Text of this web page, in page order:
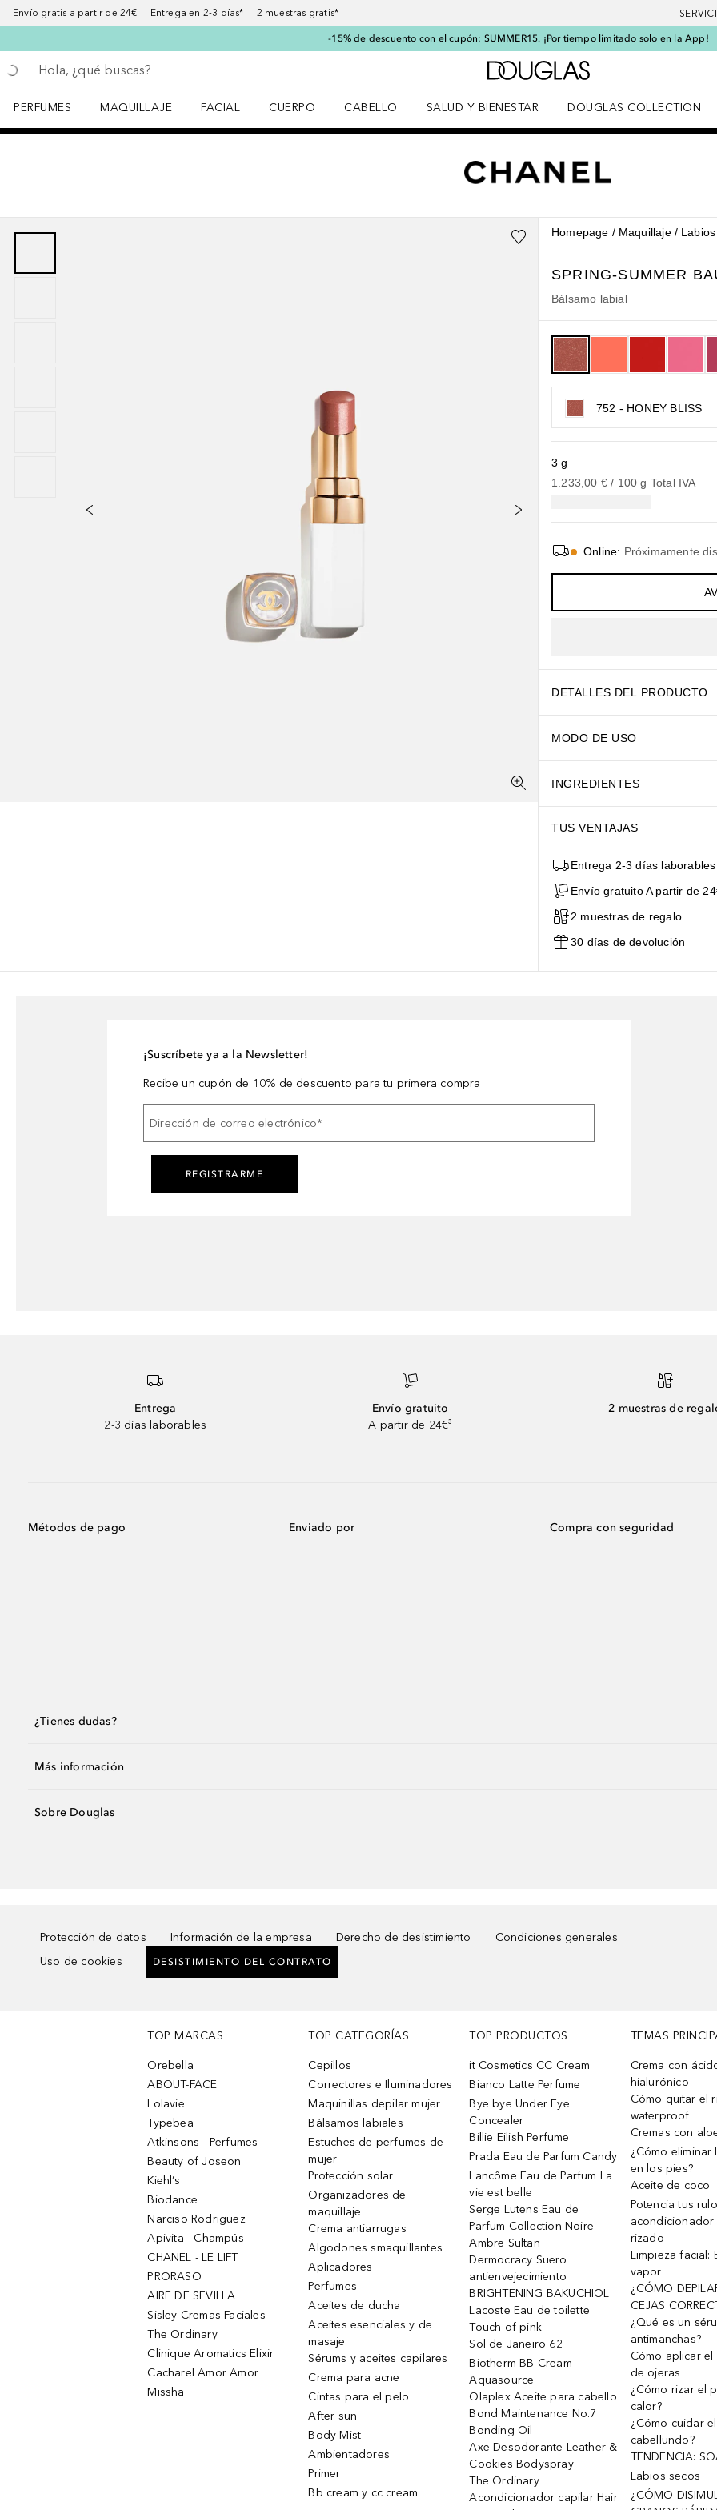
Envío gratis a partir de 24€ Entrega en 2-3 días* 2 muestras gratis*
-15% de descuento con el cupón: SUMMER15. ¡Por tiempo limitado solo en la App!
Regresar
Ejecutar búsqueda
A Douglas Home
PERFUMES
MAQUILLAJE
FACIAL
CUERPO
CABELLO
SALUD Y BIENESTAR
DOUGLAS COLLECTION
Homepage Maquillaje Labios
SPRING-SUMMER
Bálsamo labial
752 - HONEY BLISS
3 g
1.233,00 € / 100 g Total IVA
Online: Próximamente
DETALLES DEL PRODUCTO
MODO DE USO
INGREDIENTES
TUS VENTAJAS
Entrega 2-3 días laborables
Envío gratuito A partir de
2 muestras de regalo
30 días de devolución
¡Suscríbete ya a la Newsletter!
Recibe un cupón de 10% de descuento para tu primera compra
Dirección de correo electrónico*
REGISTRARME
Entrega
2-3 días laborables
Envío gratuito
A partir de 24€³
2 muestras de
Métodos de pago Enviado por Compra con seguridad
¿Tienes dudas?
Más información
Sobre Douglas
Protección de datos Información de la empresa Derecho de desistimiento
Condiciones generales
Uso de cookies
DESISTIMIENTO DEL CONTRATO
TOP MARCAS
Orebella
ABOUT-FACE
Lolavie
Typebea
Atkinsons - Perfumes
Beauty of Joseon
Kiehl’s
Biodance
Narciso Rodriguez
Apivita - Champús
CHANEL - LE LIFT
PRORASO
AIRE DE SEVILLA
Sisley Cremas Faciales
The Ordinary
Clinique Aromatics Elixir
Cacharel Amor Amor
Missha
TOP CATEGORÍAS
Cepillos
Correctores e Iluminadores
Maquinillas depilar mujer
Bálsamos labiales
Estuches de perfumes de
mujer
Protección solar
Organizadores de
maquillaje
Crema antiarrugas
Algodones smaquillantes
Aplicadores
Perfumes
Aceites de ducha
Aceites esenciales y de
masaje
Sérums y aceites capilares
Crema para acne
Cintas para el pelo
After sun
Body Mist
Ambientadores
Primer
Bb cream y cc cream
TOP PRODUCTOS
it Cosmetics CC Cream
Bianco Latte Perfume
Bye bye Under Eye
Concealer
Billie Eilish Perfume
Prada Eau de Parfum Candy
Lancôme Eau de Parfum La
vie est belle
Serge Lutens Eau de
Parfum Collection Noire
Ambre Sultan
Dermocracy Suero
antienvejecimiento
BRIGHTENING BAKUCHIOL
Lacoste Eau de toilette
Touch of pink
Sol de Janeiro 62
Biotherm BB Cream
Aquasource
Olaplex Aceite para cabello
Bond Maintenance No.7
Bonding Oil
Axe Desodorante Leather &
Cookies Bodyspray
The Ordinary
Acondicionador capilar Hair
TEMAS
Crema con
hialurónico
Cómo quitar el
waterproof
Cremas con
¿Cómo eliminar
en los pies?
Aceite de coco
Potencia tus
rizado
Limpieza facial:
vapor
¿CÓMO
CEJAS
¿Qué es un
antimanchas?
Cómo aplicar
de ojeras
¿Cómo rizar el
calor?
¿Cómo cuidar
cabellundo?
TENDENCIA:
Labios secos
¿CÓMO